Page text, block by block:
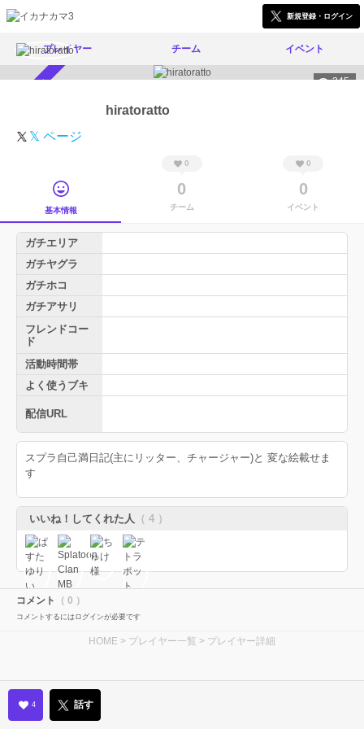
新規登録・ログイン
プレイヤー チーム イベント
345
hiratoratto
𝕏 ページ
基本情報
0
0
チーム
0
0
イベント
ガチエリア
ガチヤグラ
ガチホコ
ガチアサリ
フレンドコー
ド
活動時間帯
よく使うブキ
配信URL
スプラ自己満日記(主にリッター、チャージャー)と 変な絵載せま
す
いいね！してくれた人 （ 4 ）
コメント （ 0 ）
コメントするにはログインが必要です
HOME > プレイヤー一覧 > プレイヤー詳細
4 話す